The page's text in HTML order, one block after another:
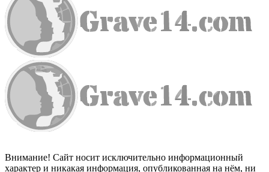
Внимание! Сайт носит исключительно информационный
характер и никакая информация, опубликованная на нём, ни